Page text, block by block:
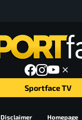
Sportface TV
Disclaimer Homepage